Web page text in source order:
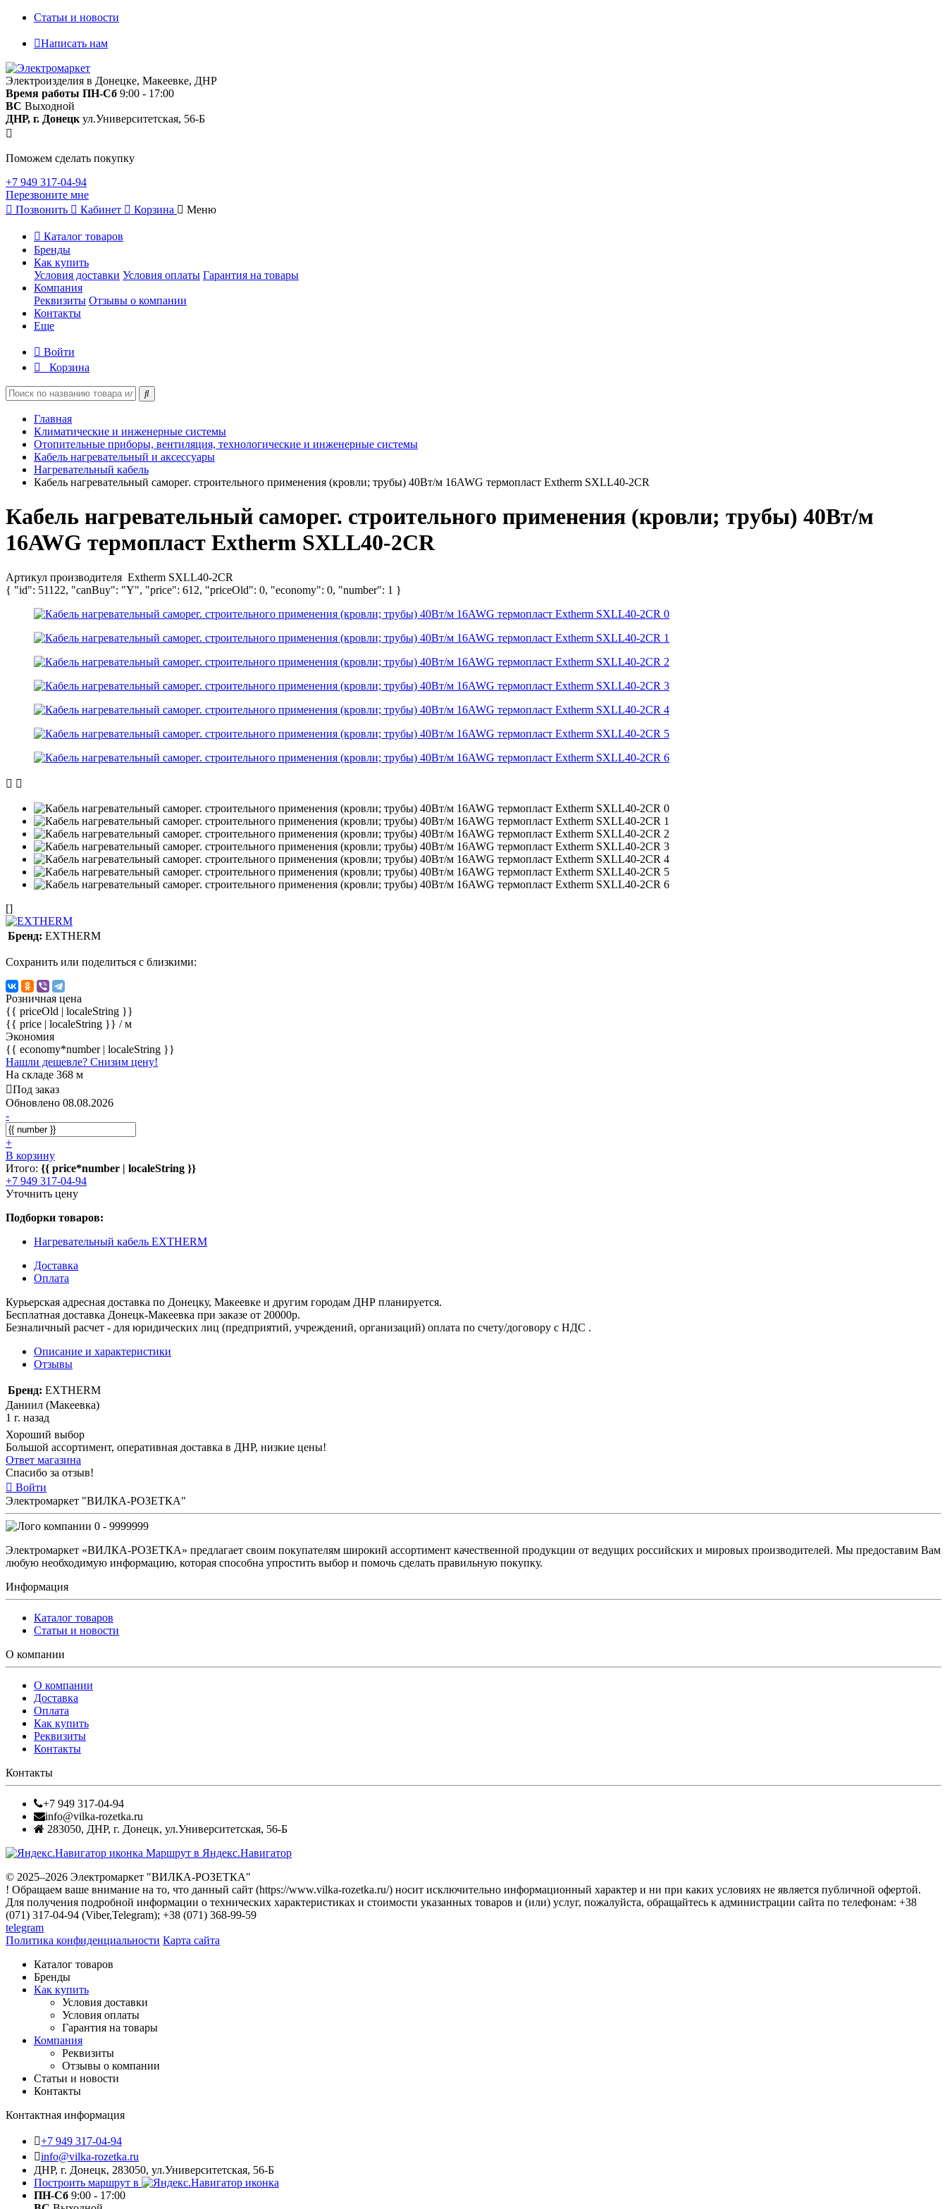
Статьи и новости
Написать нам
Электроизделия в Донецке, Макеевке, ДНР
Время работы ПН-Сб 9:00 - 17:00
ВС Выходной
ДНР, г. Донецк ул.Университетская, 56-Б
Поможем сделать покупку
+7 949 317-04-94
Перезвоните мне
Позвонить
Кабинет Корзина Меню
Каталог товаров
Бренды
Как купить
Условия доставки Условия оплаты Гарантия на товары
Компания
Реквизиты Отзывы о компании
Контакты
Еще
Войти
Корзина
Главная
Климатические и инженерные системы
Отопительные приборы, вентиляция, технологические и инженерные системы
Кабель нагревательный и аксессуары
Нагревательный кабель
Кабель нагревательный саморег. строительного применения (кровли; трубы) 40Вт/м 16AWG термопласт Extherm SXLL40-2CR
Кабель нагревательный саморег. строительного применения (кровли; трубы) 40Вт/м
16AWG термопласт Extherm SXLL40-2CR
Артикул производителя Extherm SXLL40-2CR
{ "id": 51122, "canBuy": "Y", "price": 612, "priceOld": 0, "economy": 0, "number": 1 }
[]
Бренд: EXTHERM
Сохранить или поделиться с близкими:
Розничная цена
{{ priceOld | localeString }}
{{ price | localeString }} / м
Экономия
{{ economy*number | localeString }}
Нашли дешевле? Снизим цену!
На складе 368 м
Под заказ
Обновлено 08.08.2026
-
+
В корзину
Итого: {{ price*number | localeString }}
+7 949 317-04-94
Уточнить цену
Подборки товаров:
Нагревательный кабель EXTHERM
Доставка
Оплата
Курьерская адресная доставка по Донецку, Макеевке и другим городам ДНР планируется.
Бесплатная доставка Донецк-Макеевка при заказе от 20000р.
Безналичный расчет - для юридических лиц (предприятий, учреждений, организаций) оплата по счету/договору с НДС .
Описание и характеристики
Отзывы
Бренд: EXTHERM
Даниил (Макеевка)
1 г. назад
Хороший выбор
Большой ассортимент, оперативная доставка в ДНР, низкие цены!
Ответ магазина
Спасибо за отзыв!
Войти
Электромаркет "ВИЛКА-РОЗЕТКА"
0 - 9999999
Электромаркет «ВИЛКА-РОЗЕТКА» предлагает своим покупателям широкий ассортимент качественной продукции от ведущих российских и мировых производителей. Мы предоставим Вам
любую необходимую информацию, которая способна упростить выбор и помочь сделать правильную покупку.
Информация
Каталог товаров
Статьи и новости
О компании
О компании
Доставка
Оплата
Как купить
Реквизиты
Контакты
Контакты
+7 949 317-04-94
info@vilka-rozetka.ru
283050, ДНР, г. Донецк, ул.Университетская, 56-Б
Маршрут в Яндекс.Навигатор
© 2025–2026 Электромаркет "ВИЛКА-РОЗЕТКА"
! Обращаем ваше внимание на то, что данный сайт (https://www.vilka-rozetka.ru/) носит исключительно информационный характер и ни при каких условиях не является публичной офертой.
Для получения подробной информации о технических характеристиках и стоимости указанных товаров и (или) услуг, пожалуйста, обращайтесь к администрации сайта по телефонам: +38
(071) 317-04-94 (Viber,Telegram); +38 (071) 368-99-59
telegram
Политика конфиденциальности Карта сайта
Каталог товаров
Бренды
Как купить
Условия доставки
Условия оплаты
Гарантия на товары
Компания
Реквизиты
Отзывы о компании
Статьи и новости
Контакты
Контактная информация
+7 949 317-04-94
info@vilka-rozetka.ru
ДНР, г. Донецк, 283050, ул.Университетская, 56-Б
Построить маршрут в
ПН-Сб 9:00 - 17:00